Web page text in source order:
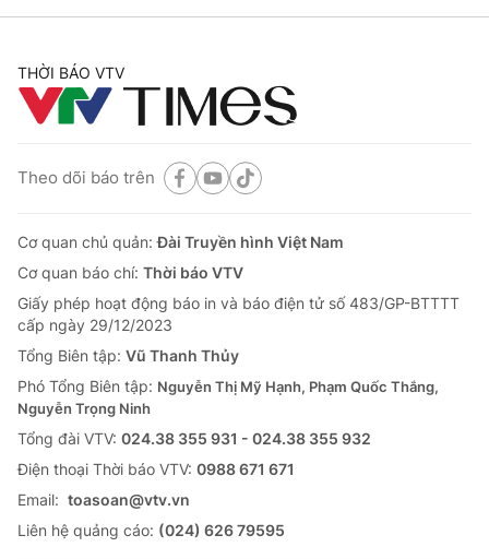
THỜI BÁO VTV
Theo dõi báo trên
Cơ quan chủ quản:Đài Truyền hình Việt Nam
Cơ quan báo chí: Thời báo VTV
Giấy phép hoạt động báo in và báo điện tử số 483/GP-BTTTT
cấp ngày 29/12/2023
Tổng Biên tập: Vũ Thanh Thủy
Phó Tổng Biên tập: Nguyễn Thị Mỹ Hạnh, Phạm Quốc Thắng,
Nguyễn Trọng Ninh
Tổng đài VTV: 024.38 355 931 - 024.38 355 932
Ðiện thoại Thời báo VTV: 0988 671 671
Email: toasoan@vtv.vn
Liên hệ quảng cáo: (024) 626 79595